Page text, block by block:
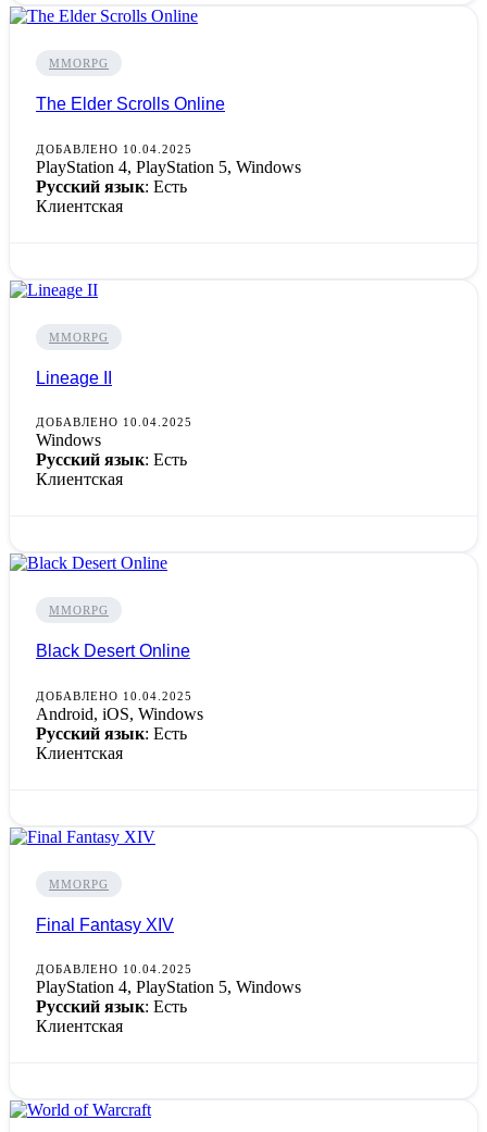
MMORPG
The Elder Scrolls Online
ДОБАВЛЕНО 10.04.2025
PlayStation 4, PlayStation 5, Windows
Русский язык: Есть
Клиентская
MMORPG
Lineage II
ДОБАВЛЕНО 10.04.2025
Windows
Русский язык: Есть
Клиентская
MMORPG
Black Desert Online
ДОБАВЛЕНО 10.04.2025
Android, iOS, Windows
Русский язык: Есть
Клиентская
MMORPG
Final Fantasy XIV
ДОБАВЛЕНО 10.04.2025
PlayStation 4, PlayStation 5, Windows
Русский язык: Есть
Клиентская